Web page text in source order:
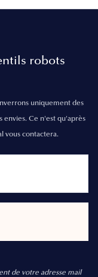
robots
uniquement des
envies. Ce n'est qu'après
vous contactera.
de votre adresse mail